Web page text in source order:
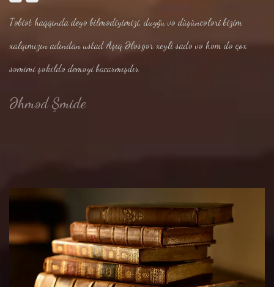
Təbiət haqqında deyə bilmədiyimizi, duyğu və düşüncələri bizim
xalqımızın adından ustad Aşıq Ələsgər xeyli sadə və həm də çox
səmimi şəkildə deməyi bacarmışdır
Əhməd Şmide